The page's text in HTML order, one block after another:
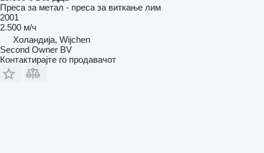
Преса за метал - преса за виткање лим
2001
2.500 м/ч
Холандија, Wijchen
Second Owner BV
Контактирајте го продавачот